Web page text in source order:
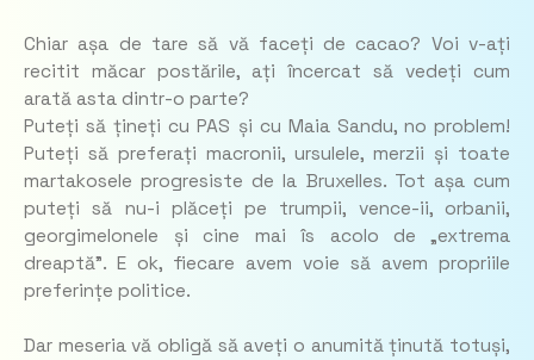
Chiar așa de tare să vă faceți de cacao? Voi v-ați
recitit măcar postările, ați încercat să vedeți cum
arată asta dintr-o parte?
Puteți să țineți cu PAS și cu Maia Sandu, no problem!
Puteți să preferați macronii, ursulele, merzii și toate
martakosele progresiste de la Bruxelles. Tot așa cum
puteți să nu-i plăceți pe trumpii, vence-ii, orbanii,
georgimelonele și cine mai îs acolo de „extrema
dreaptă”. E ok, fiecare avem voie să avem propriile
preferințe politice.
Dar meseria vă obligă să aveți o anumită ținută totuși,